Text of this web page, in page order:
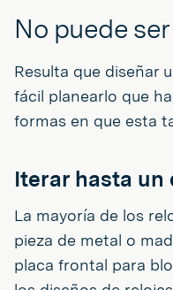
No puede
Resulta que diseñar
fácil planearlo que
formas en que esta
Iterar hasta un
La mayoría de los
pieza de metal o
placa frontal para